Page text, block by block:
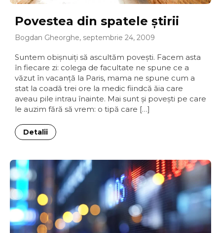
Povestea din spatele ştirii
Bogdan Gheorghe, septembrie 24, 2009
Suntem obişnuiţi să ascultăm poveşti. Facem asta
în fiecare zi: colega de facultate ne spune ce a
văzut în vacanţă la Paris, mama ne spune cum a
stat la coadă trei ore la medic fiindcă ăia care
aveau pile intrau înainte. Mai sunt şi poveşti pe care
le auzim fără să vrem: o tipă care […]
Detalii